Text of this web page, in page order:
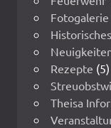
Fotogalerie
Historisches
Rezepte (5)
Theisa